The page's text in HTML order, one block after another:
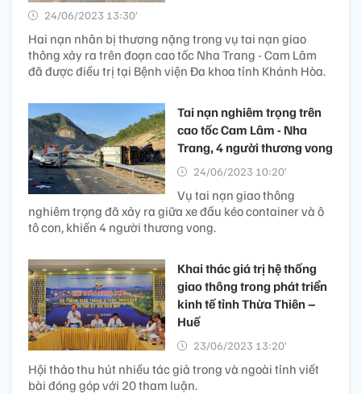
24/06/2023 13:30’
Hai nạn nhân bị thương nặng trong vụ tai nạn giao
thông xảy ra trên đoạn cao tốc Nha Trang - Cam Lâm
đã được điều trị tại Bệnh viện Đa khoa tỉnh Khánh Hòa.
Tai nạn nghiêm trọng trên
cao tốc Cam Lâm - Nha
Trang, 4 người thương vong
24/06/2023 10:20’
Vụ tai nạn giao thông
nghiêm trọng đã xảy ra giữa xe đầu kéo container và ô
tô con, khiến 4 người thương vong.
Khai thác giá trị hệ thống
giao thông trong phát triển
kinh tế tỉnh Thừa Thiên –
Huế
23/06/2023 13:20’
Hội thảo thu hút nhiều tác giả trong và ngoài tỉnh viết
bài đóng góp với 20 tham luận.